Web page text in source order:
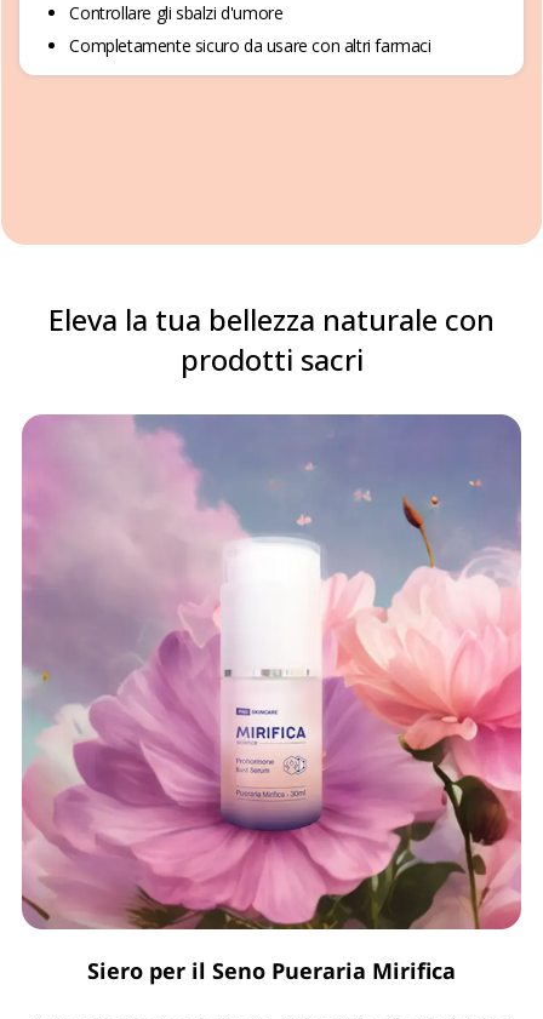
Controllare gli sbalzi d'umore
Completamente sicuro da usare con altri farmaci
Eleva la tua bellezza naturale con
prodotti sacri
Siero per il Seno Pueraria Mirifica